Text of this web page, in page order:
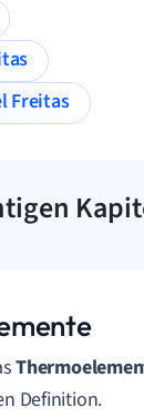
Freitas
Definition.